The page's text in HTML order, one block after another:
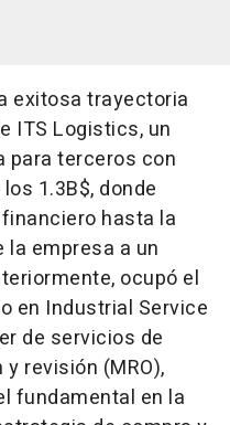
exitosa trayectoria
ITS Logistics, un
para terceros con
1.3B$, donde
hasta la
empresa a un
ocupó el
en Industrial Service
de servicios de
revisión (MRO),
fundamental en la